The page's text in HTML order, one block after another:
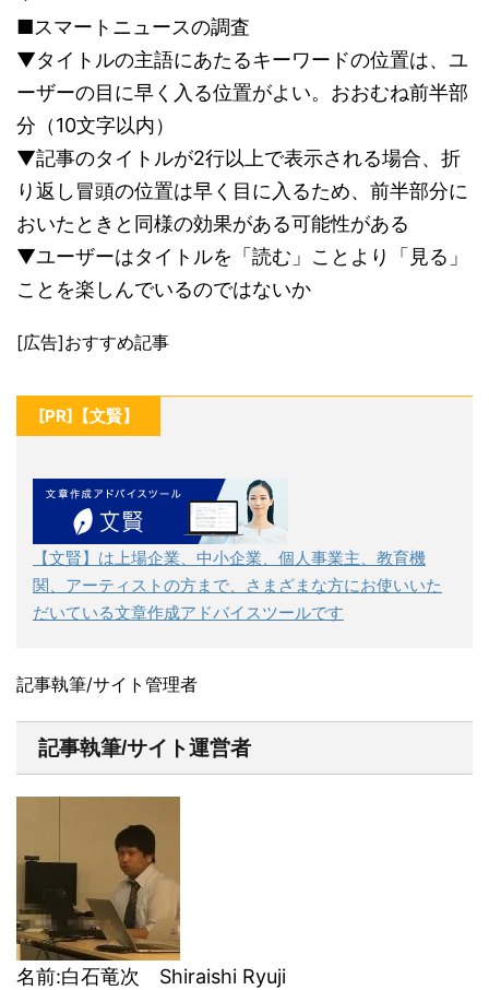
■スマートニュースの調査
▼タイトルの主語にあたるキーワードの位置は、ユ
ーザーの目に早く入る位置がよい。おおむね前半部
分（10文字以内）
▼記事のタイトルが2行以上で表示される場合、折
り返し冒頭の位置は早く目に入るため、前半部分に
おいたときと同様の効果がある可能性がある
▼ユーザーはタイトルを「読む」ことより「見る」
ことを楽しんでいるのではないか
[広告]おすすめ記事
[PR]【文賢】
【文賢】は上場企業、中小企業、個人事業主、教育機
関、アーティストの方まで、さまざまな方にお使いいた
だいている文章作成アドバイスツールです
記事執筆/サイト管理者
記事執筆/サイト運営者
名前:白石竜次 Shiraishi Ryuji